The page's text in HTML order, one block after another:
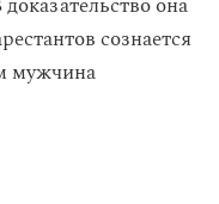
сознается
мужчина